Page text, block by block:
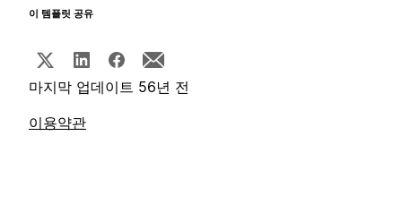
이 템플릿 공유
마지막 업데이트 56년 전
이용약관